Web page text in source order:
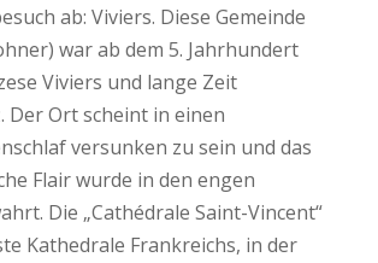
ab: Viviers. Diese Gemeinde
war ab dem 5. Jahrhundert
Viviers und lange Zeit
Der Ort scheint in einen
versunken zu sein und das
Flair wurde in den engen
Die „Cathédrale Saint-Vincent“
Kathedrale Frankreichs, in der